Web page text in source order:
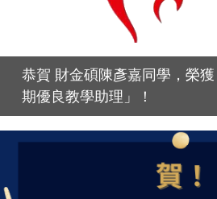
恭賀 財金碩陳彥嘉同學，榮
期優良教學助理」！